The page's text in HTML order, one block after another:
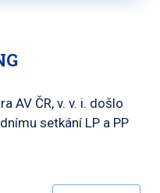
AV ČR, v. v. i. došlo
setkání LP a PP